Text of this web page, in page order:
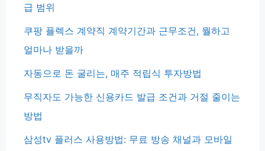
급 범위
쿠팡 플렉스 계약직 계약기간과 근무조건, 뭘하고
얼마나 받을까
자동으로 돈 굴리는, 매주 적립식 투자방법
무직자도 가능한 신용카드 발급 조건과 거절 줄이는
방법
삼성tv 플러스 사용방법: 무료 방송 채널과 모바일